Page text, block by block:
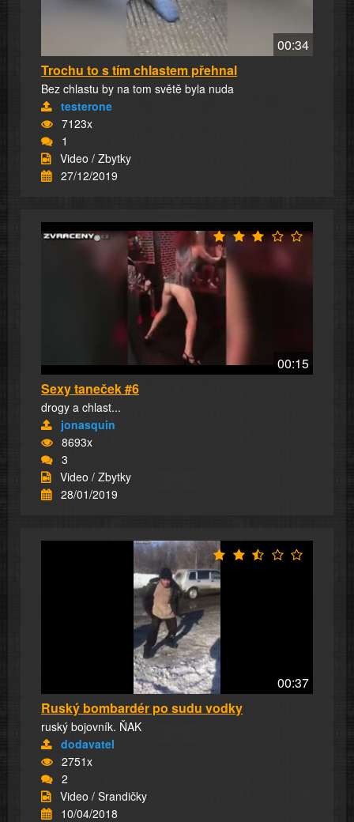
00:34
Trochu to s tím chlastem přehnal
Bez chlastu by na tom světě byla nuda
testerone
7123x
1
Video / Zbytky
27/12/2019
00:15
Sexy taneček #6
drogy a chlast...
jonasquin
8693x
3
Video / Zbytky
28/01/2019
00:37
Ruský bombardér po sudu vodky
ruský bojovník. ŇAK
dodavatel
2751x
2
Video / Srandičky
10/04/2018